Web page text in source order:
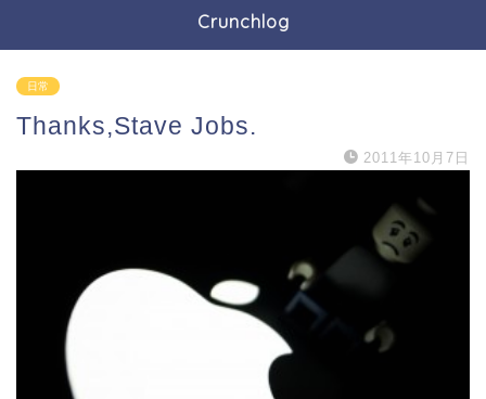
Crunchlog
日常
Thanks,Stave Jobs.
2011年10月7日